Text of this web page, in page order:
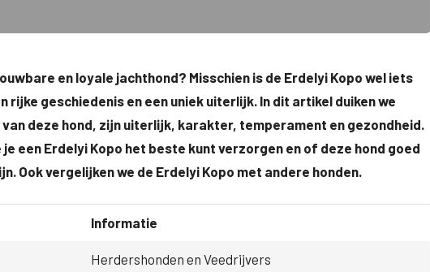
en loyale jachthond? Misschien is de Erdelyi Kopo wel iets
rijke geschiedenis en een uniek uiterlijk. In dit artikel duiken we
deze hond, zijn uiterlijk, karakter, temperament en gezondheid.
je een Erdelyi Kopo het beste kunt verzorgen en of deze hond goed
Ook vergelijken we de Erdelyi Kopo met andere honden.
Informatie
Herdershonden en Veedrijvers